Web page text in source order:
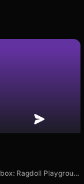
Sprunki Sandbox: Ragdoll Playground Mode